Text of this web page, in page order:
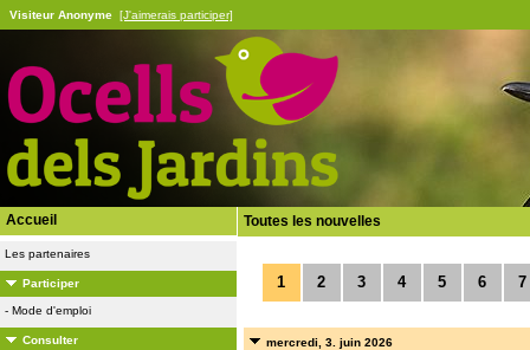
Visiteur Anonyme [J'aimerais participer]
Accueil
Les partenaires
Participer
- Mode d'emploi
Consulter
Toutes les nouvelles
1 2 3 4 5 6 7
mercredi, 3. juin 2026